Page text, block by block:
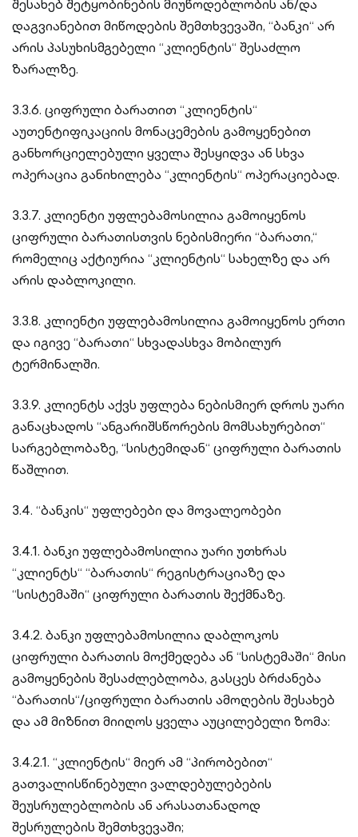
შესახებ შეტყობინების მიუწოდებლობის ან/და
დაგვიანებით მიწოდების შემთხვევაში, “ბანკი“ არ
არის პასუხისმგებელი “კლიენტის“ შესაძლო
ზარალზე.
3.3.6. ციფრული ბარათით “კლიენტის“
აუთენტიფიკაციის მონაცემების გამოყენებით
განხორციელებული ყველა შესყიდვა ან სხვა
ოპერაცია განიხილება “კლიენტის“ ოპერაციებად.
3.3.7. კლიენტი უფლებამოსილია გამოიყენოს
ციფრული ბარათისთვის ნებისმიერი “ბარათი,“
რომელიც აქტიურია “კლიენტის“ სახელზე და არ
არის დაბლოკილი.
3.3.8. კლიენტი უფლებამოსილია გამოიყენოს ერთი
და იგივე “ბარათი“ სხვადასხვა მობილურ
ტერმინალში.
3.3.9. კლიენტს აქვს უფლება ნებისმიერ დროს უარი
განაცხადოს “ანგარიშსწორების მომსახურებით“
სარგებლობაზე, “სისტემიდან“ ციფრული ბარათის
წაშლით.
3.4. “ბანკის“ უფლებები და მოვალეობები
3.4.1. ბანკი უფლებამოსილია უარი უთხრას
“კლიენტს“ “ბარათის“ რეგისტრაციაზე და
“სისტემაში“ ციფრული ბარათის შექმნაზე.
3.4.2. ბანკი უფლებამოსილია დაბლოკოს
ციფრული ბარათის მოქმედება ან “სისტემაში“ მისი
გამოყენების შესაძლებლობა, გასცეს ბრძანება
“ბარათის“/ციფრული ბარათის ამოღების შესახებ
და ამ მიზნით მიიღოს ყველა აუცილებელი ზომა:
3.4.2.1. “კლიენტის“ მიერ ამ “პირობებით“
გათვალისწინებული ვალდებულებების
შეუსრულებლობის ან არასათანადოდ
შესრულების შემთხვევაში;